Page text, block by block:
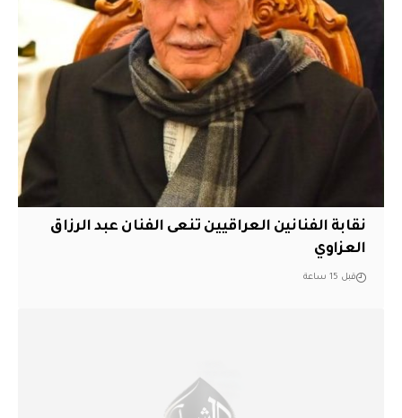
نقابة الفنانين العراقيين تنعى الفنان عبد الرزاق
العزاوي
قبل 15 ساعة